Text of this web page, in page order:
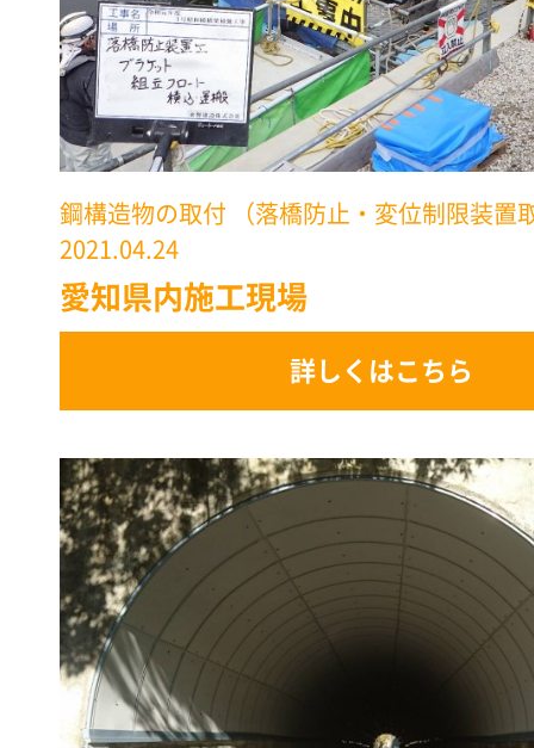
鋼構造物の取付 （落橋防止・変位制限装置
2021.04.24
愛知県内施工現場
詳しくはこちら